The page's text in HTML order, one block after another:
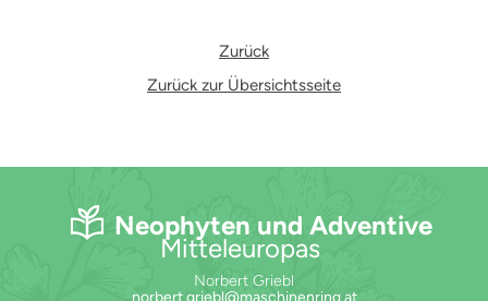
Zurück
Zurück zur Übersichtsseite
Neophyten und Adventive
Mitteleuropas
Norbert Griebl
norbert.griebl@maschinenring.at